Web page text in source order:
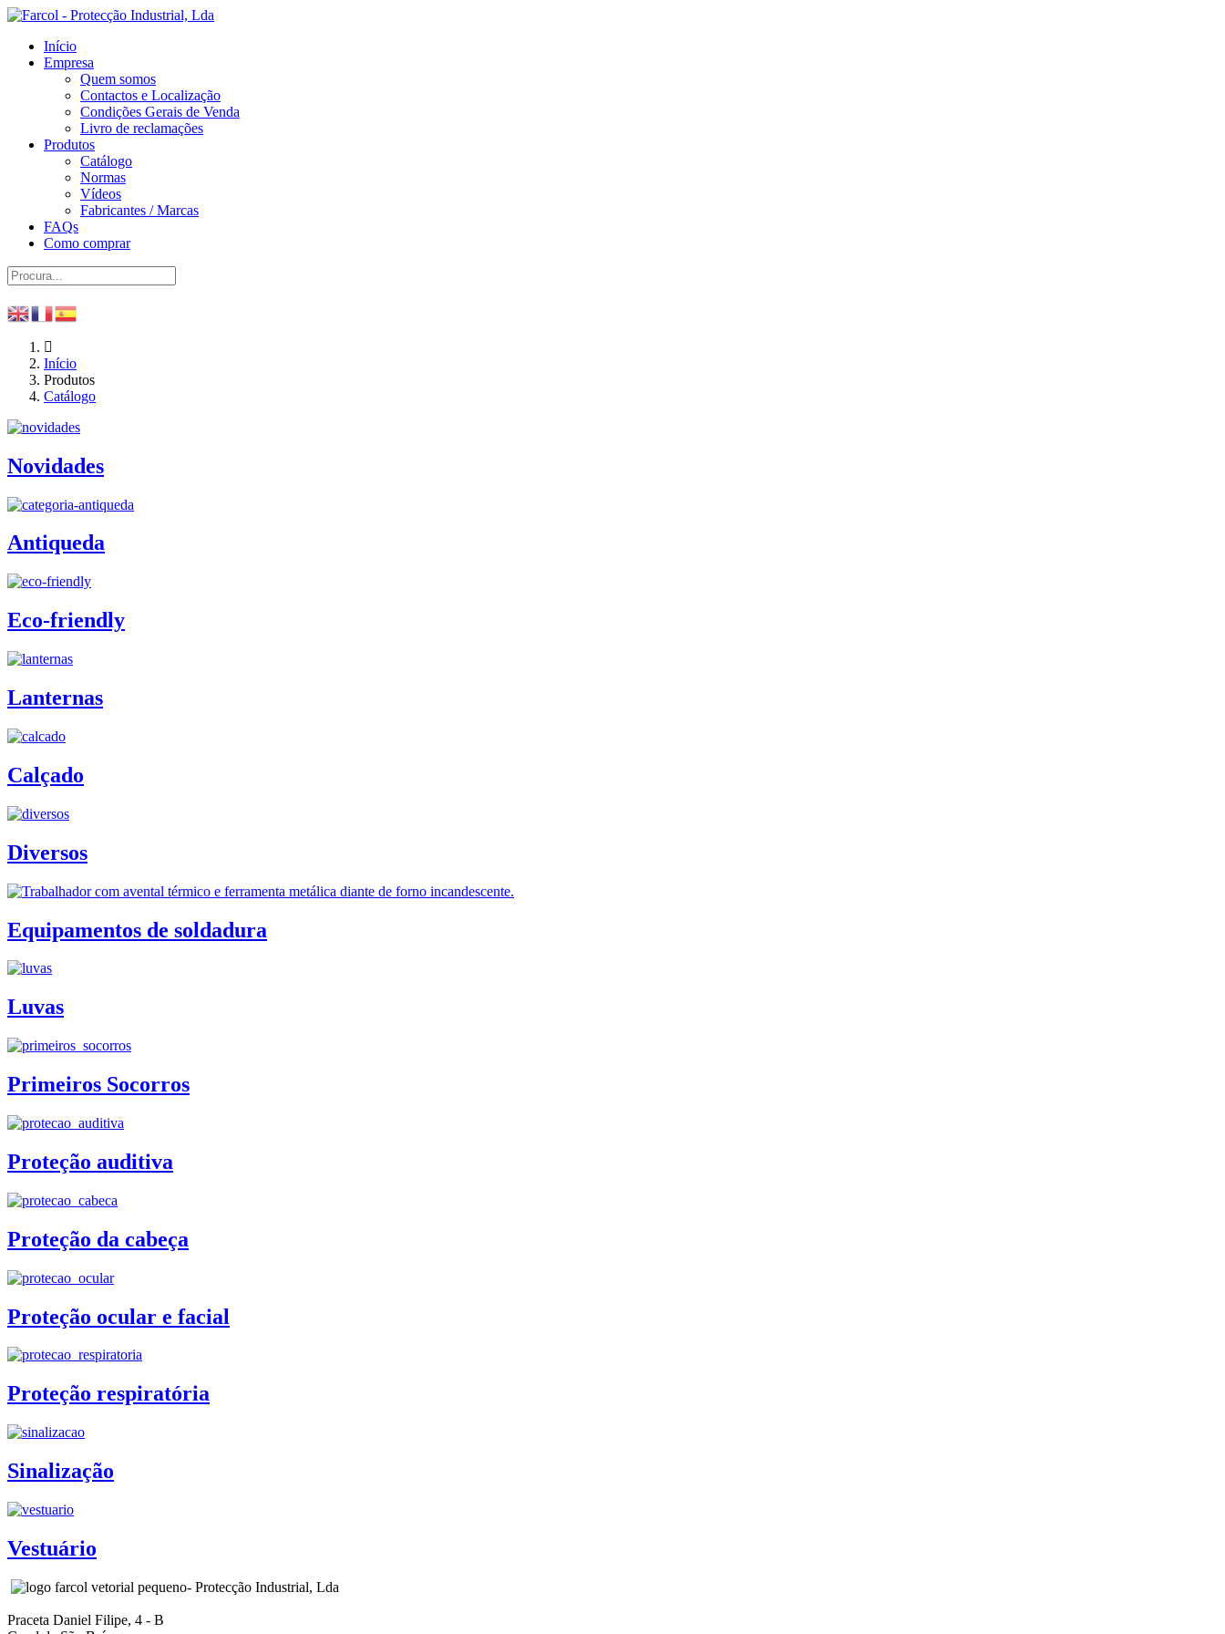
Início
Empresa
Quem somos
Contactos e Localização
Condições Gerais de Venda
Livro de reclamações
Produtos
Catálogo
Normas
Vídeos
Fabricantes / Marcas
FAQs
Como comprar
Início
Produtos
Catálogo
Novidades
Antiqueda
Eco-friendly
Lanternas
Calçado
Diversos
Equipamentos de soldadura
Luvas
Primeiros Socorros
Proteção auditiva
Proteção da cabeça
Proteção ocular e facial
Proteção respiratória
Sinalização
Vestuário
- Protecção Industrial, Lda
Praceta Daniel Filipe, 4 - B